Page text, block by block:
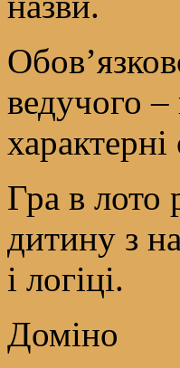
ведучого
Гра в лото
дитину з
і логіці.
Доміно